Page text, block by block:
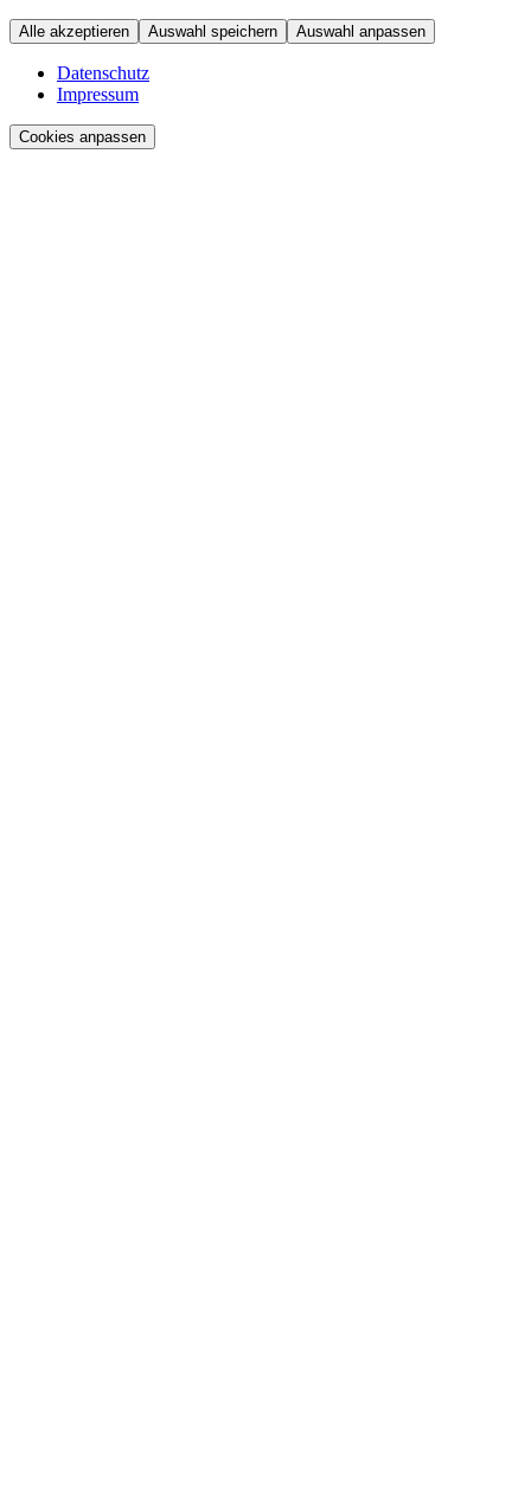
Alle akzeptieren Auswahl speichern Auswahl anpassen
Datenschutz
Impressum
Cookies anpassen